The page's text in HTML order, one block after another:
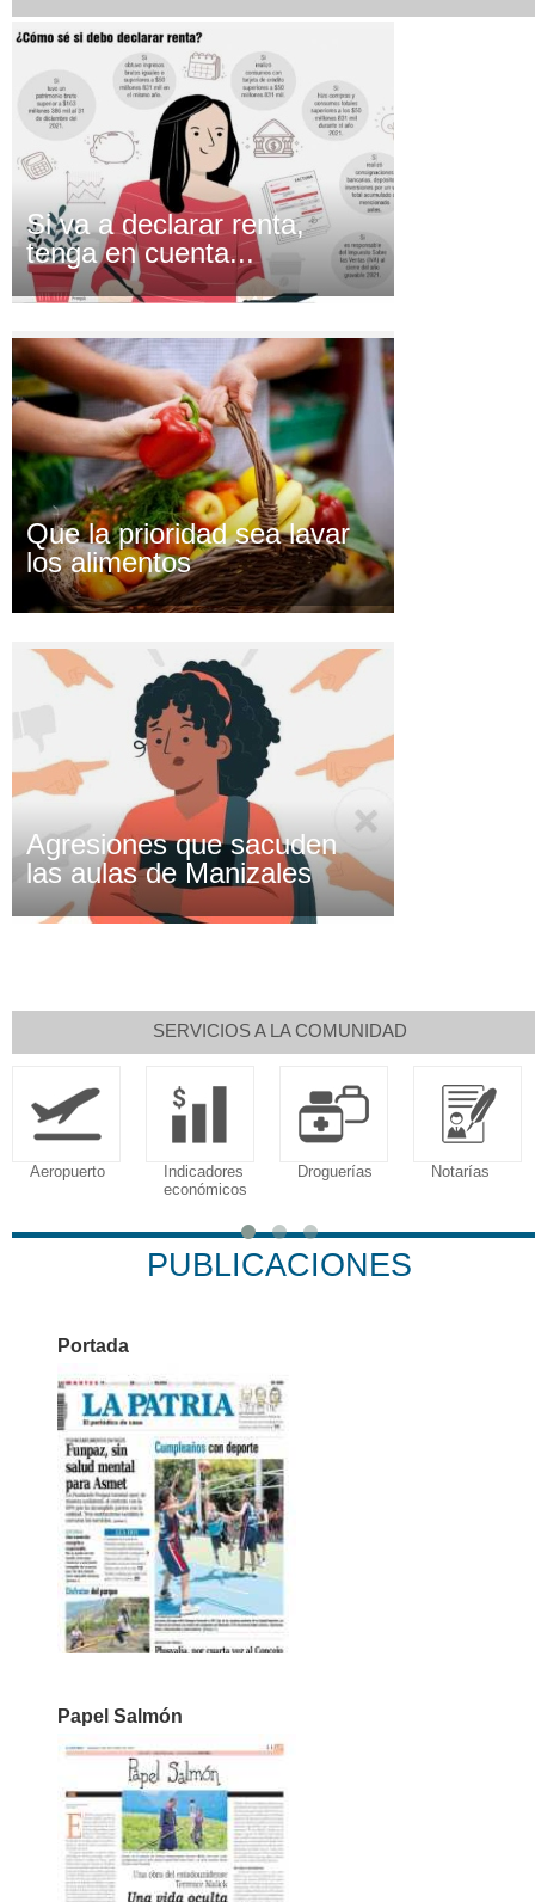
Si va a declarar renta,
tenga en cuenta...
Que la prioridad sea lavar
los alimentos
Agresiones que sacuden
las aulas de Manizales
SERVICIOS A LA COMUNIDAD
Aeropuerto
Indicadores
económicos
Droguerías Notarías
PUBLICACIONES
Portada
Papel Salmón